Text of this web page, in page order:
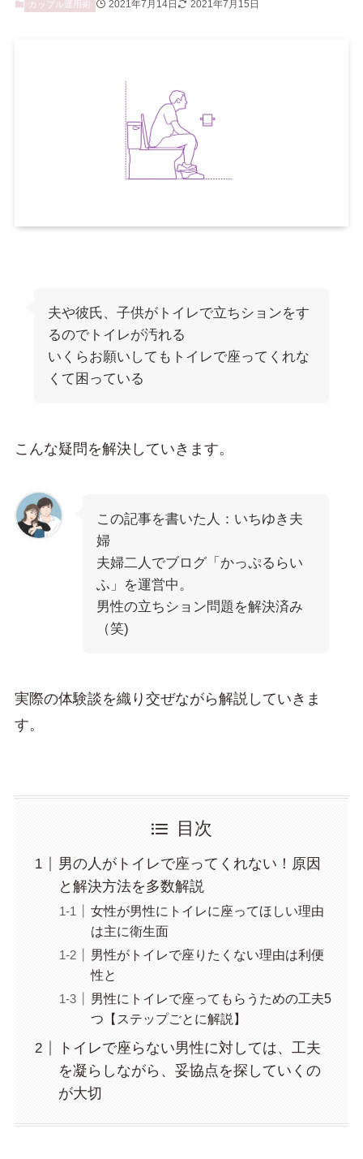
カップル運用術 2021年7月14日 2021年7月15日
夫や彼氏、子供がトイレで立ちションをす
るのでトイレが汚れる
いくらお願いしてもトイレで座ってくれな
くて困っている
こんな疑問を解決していきます。
この記事を書いた人：いちゆき夫
婦
夫婦二人でブログ「かっぷるらい
ふ」を運営中。
男性の立ちション問題を解決済み
（笑)
実際の体験談を織り交ぜながら解説していきま
す。
目次
男の人がトイレで座ってくれない！原因
と解決方法を多数解説
女性が男性にトイレに座ってほしい理由
は主に衛生面
男性がトイレで座りたくない理由は利便
性と
男性にトイレで座ってもらうための工夫5
つ【ステップごとに解説】
トイレで座らない男性に対しては、工夫
を凝らしながら、妥協点を探していくの
が大切